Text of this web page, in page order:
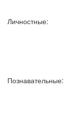
Личностные:
Познавательные: